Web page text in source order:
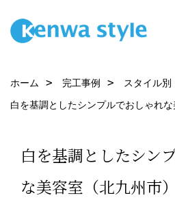
ホーム 完工事例 スタイル別
白を基調としたシンプルでおしゃれな
白を基調としたシン
な美容室（北九州市）